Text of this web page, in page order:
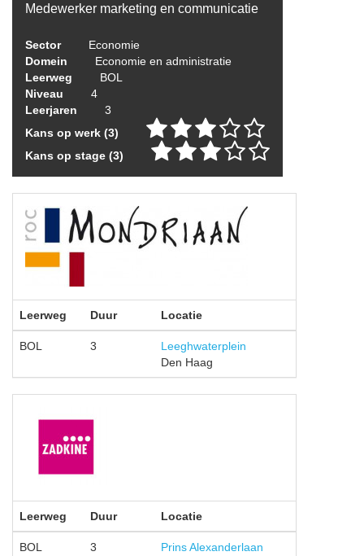
Medewerker marketing en communicatie
Sector
Economie
Domein
Economie en administratie
Leerweg
BOL
Niveau
4
Leerjaren
3
Kans op werk (3)
Kans op stage (3)
Leerweg Duur Locatie
BOL 3
Leeghwaterplein
Den Haag
Leerweg Duur Locatie
BOL 3
Prins Alexanderlaan